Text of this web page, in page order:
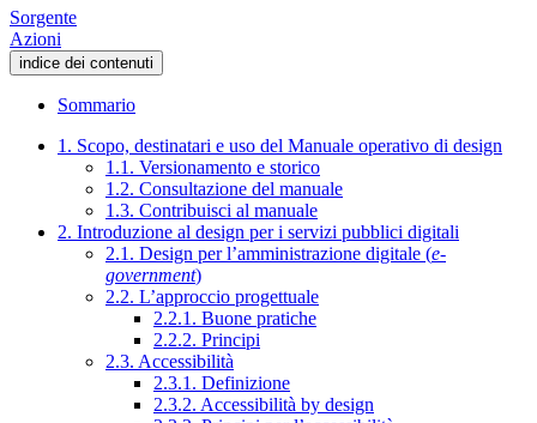
Sorgente
Azioni
indice dei contenuti
Sommario
1. Scopo, destinatari e uso del Manuale operativo di design
1.1. Versionamento e storico
1.2. Consultazione del manuale
1.3. Contribuisci al manuale
2. Introduzione al design per i servizi pubblici digitali
2.1. Design per l’amministrazione digitale (e-
government)
2.2. L’approccio progettuale
2.2.1. Buone pratiche
2.2.2. Principi
2.3. Accessibilità
2.3.1. Definizione
2.3.2. Accessibilità by design